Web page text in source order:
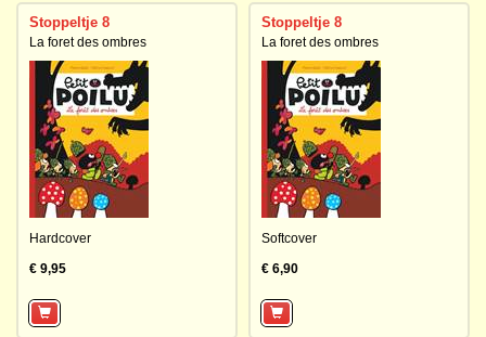
Stoppeltje 8
La foret des ombres
Hardcover
€ 9,95
Stoppeltje 8
La foret des ombres
Softcover
€ 6,90